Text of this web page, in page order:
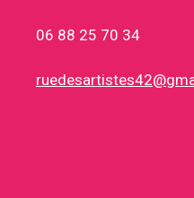
06 88 25 70 34